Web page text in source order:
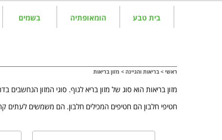
בית טבע הומאופתיה בשמים
ראשי > בריאות והגיינה > מזון בריאות
מזון בריאות הוא סוג של מזון בריא לגוף. סוגי המזון הנחשבים
חטיפי חלבון הם חטיפים המכילים חלבון. הם משמשים לעתים